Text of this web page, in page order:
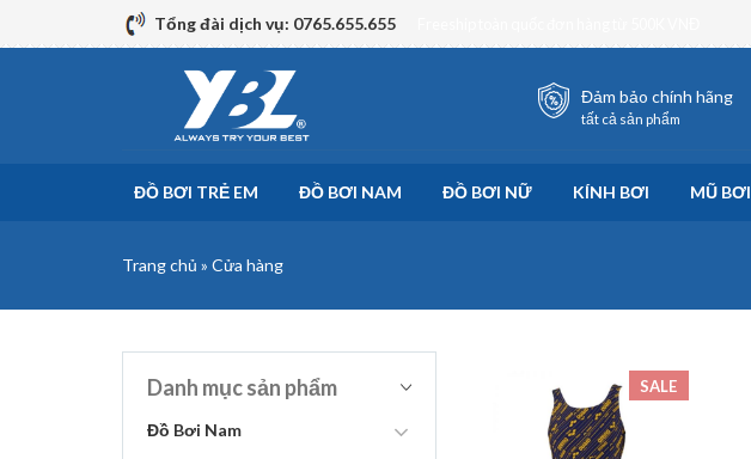
to
Tổng đài dịch vụ: 0765.655.655
Đảm bảo chính hãng
tất cả sản phẩm
ĐỒ BƠI TRẺ EM ĐỒ BƠI NAM ĐỒ BƠI NỮ KÍNH BƠI MŨ BƠI
Trang chủ » Cửa hàng
Danh mục sản phẩm
Đồ Bơi Nam
SALE